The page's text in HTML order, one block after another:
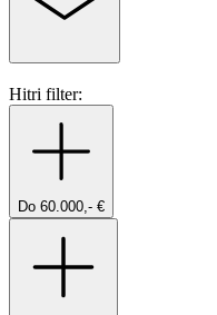
Hitri filter:
Do 60.000,- €